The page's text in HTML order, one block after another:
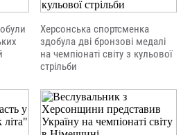
Херсонська спортсменка
здобула дві бронзові медалі
на чемпіонаті світу з кульової
стрільби